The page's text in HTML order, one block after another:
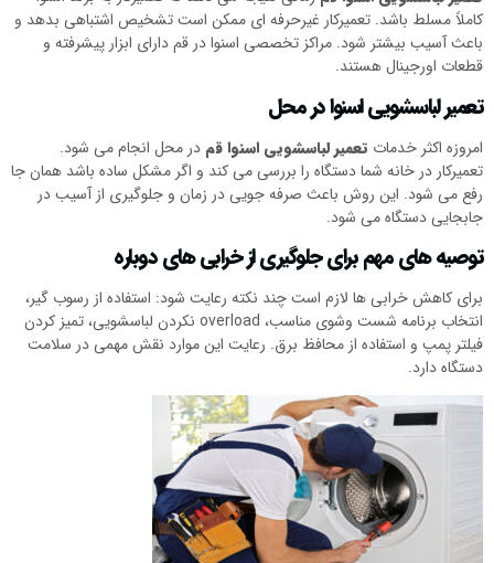
کاملاً مسلط باشد. تعمیرکار غیرحرفه ای ممکن است تشخیص اشتباهی بدهد و
باعث آسیب بیشتر شود. مراکز تخصصی اسنوا در قم دارای ابزار پیشرفته و
قطعات اورجینال هستند.
تعمیر لباسشویی اسنوا در محل
امروزه اکثر خدمات تعمیر لباسشویی اسنوا قم در محل انجام می شود.
تعمیرکار در خانه شما دستگاه را بررسی می کند و اگر مشکل ساده باشد همان جا
رفع می شود. این روش باعث صرفه جویی در زمان و جلوگیری از آسیب در
جابجایی دستگاه می شود.
توصیه های مهم برای جلوگیری از خرابی های دوباره
برای کاهش خرابی ها لازم است چند نکته رعایت شود: استفاده از رسوب گیر،
انتخاب برنامه شست وشوی مناسب، overload نکردن لباسشویی، تمیز کردن
فیلتر پمپ و استفاده از محافظ برق. رعایت این موارد نقش مهمی در سلامت
دستگاه دارد.